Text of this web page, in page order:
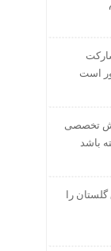
است
تخصصی
باشد
را